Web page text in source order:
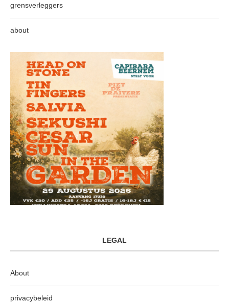
grensverleggers
about
LEGAL
About
privacybeleid